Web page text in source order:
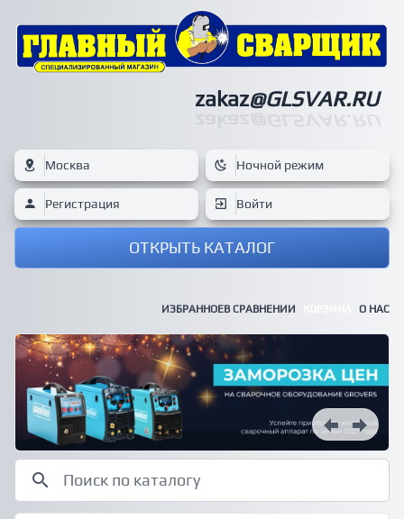
zakaz@GLSVAR.RU
Москва Ночной режим
Регистрация Войти
ОТКРЫТЬ КАТАЛОГ
ИЗБРАННОЕВ СРАВНЕНИИ О НАС